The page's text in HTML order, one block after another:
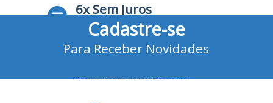
6x Sem Juros
no Cartão de Crédito
no Boleto Bancário e Pix
Cadastre-se
Para Receber Novidades